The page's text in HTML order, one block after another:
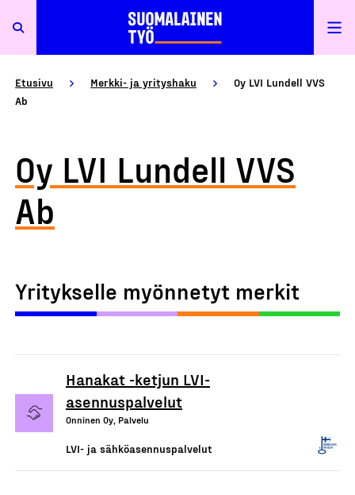
Etusivu Merkki- ja yrityshaku
Oy LVI Lundell VVS
Ab
Oy LVI Lundell VVS
Ab
Yritykselle myönnetyt merkit
Hanakat -ketjun LVI-
asennuspalvelut
Onninen Oy, Palvelu
LVI- ja sähköasennuspalvelut